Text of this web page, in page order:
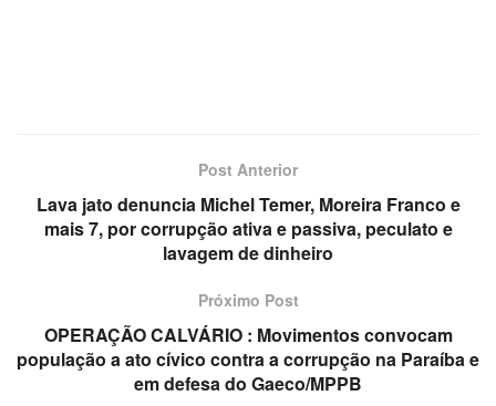
Post Anterior
Lava jato denuncia Michel Temer, Moreira Franco e
mais 7, por corrupção ativa e passiva, peculato e
lavagem de dinheiro
Próximo Post
OPERAÇÃO CALVÁRIO : Movimentos convocam
população a ato cívico contra a corrupção na Paraíba e
em defesa do Gaeco/MPPB